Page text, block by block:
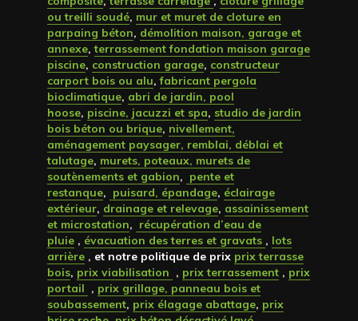
ou treilli soudé, mur et muret de cloture en
parpaing béton, démolition maison, garage et
annexe,terrassement fondation maison garage
piscine, construction garage, constructeur
carport bois ou alu,fabricant pergola
bioclimatique, abri de jardin, pool
hoose, piscine, jacuzzi et spa, studio de jardin
bois béton ou brique, nivellement,
aménagement paysager, remblai, déblai et
talutage, murets, poteaux, murets de
soutènements et gabion, pente et
restanque, puisard, épandage, éclairage
extérieur, drainage et relevage, assainissement
et microstation, récupération d’eau de
pluie , évacuation des terres et gravats , lots
arrière , et notre politique de prix prix terrasse
bois, prix viabilisation , prix terrassement , prix
portail , prix grillage, panneau bois et
soubassement, prix élagage abattage, prix